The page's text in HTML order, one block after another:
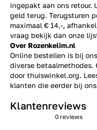
ingepakt aan ons retour.
geld terug. Terugsturen
maximaal € 14,-,
vraag bekijk dan onze
Over Rozenkelim.nl
Online bestellen is bij
diverse betaalmethodes.
door thuiswinkel.org.
klanten die eerder bij
Klantenreviews
0 reviews